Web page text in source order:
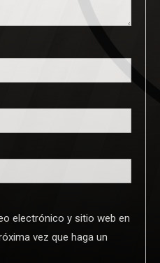
electrónico y sitio web en
vez que haga un